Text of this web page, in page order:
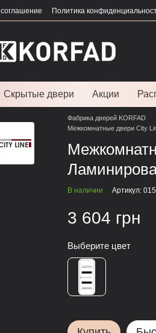
Политика
Скрытые двери Акции
Фабрика дверей KORFAD
Межкомнатные двери City
В наличии Артикул:
3 604 грн
Выберите цвет